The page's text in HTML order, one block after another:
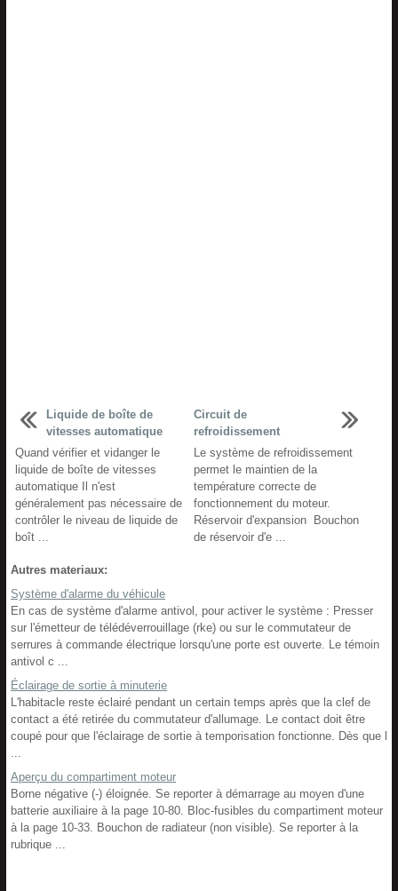
Liquide de boîte de
vitesses automatique
Quand vérifier et vidanger le
liquide de boîte de vitesses
automatique Il n'est
généralement pas nécessaire de
contrôler le niveau de liquide de
boît ...
Circuit de
refroidissement
Le système de refroidissement
permet le maintien de la
température correcte de
fonctionnement du moteur.
Réservoir d'expansion Bouchon
de réservoir d'e ...
Autres materiaux:
Système d'alarme du véhicule
En cas de système d'alarme antivol, pour activer le système : Presser
sur l'émetteur de télédéverrouillage (rke) ou sur le commutateur de
serrures à commande électrique lorsqu'une porte est ouverte. Le témoin
antivol c ...
Éclairage de sortie à minuterie
L'habitacle reste éclairé pendant un certain temps après que la clef de
contact a été retirée du commutateur d'allumage. Le contact doit être
coupé pour que l'éclairage de sortie à temporisation fonctionne. Dès que l
...
Aperçu du compartiment moteur
Borne négative (-) éloignée. Se reporter à démarrage au moyen d'une
batterie auxiliaire à la page 10-80. Bloc-fusibles du compartiment moteur
à la page 10-33. Bouchon de radiateur (non visible). Se reporter à la
rubrique ...